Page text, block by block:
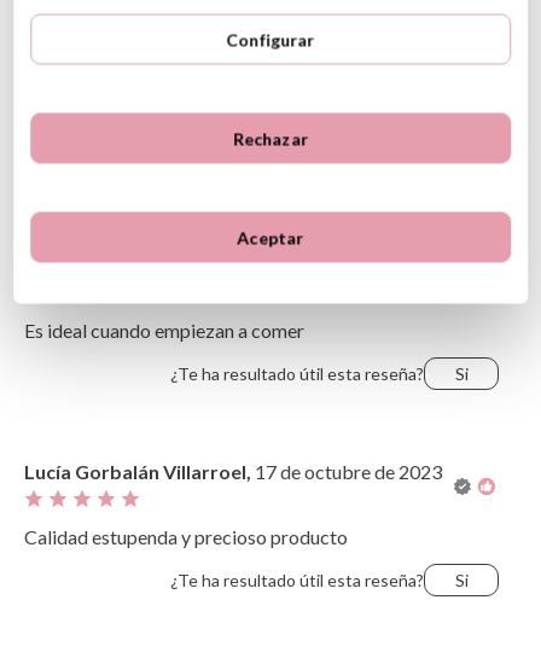
Dirección: C/ Yecla 10, Polígono industrial La Polvorista,
30500, Molina de Segura, Murcia
dpd@tutete.com
3 Reseñas
3
0
2
Más antiguo
Lo más útil
Valoraciones más bajas
LORENA FLORES DE MARCOS,
2023
Es ideal cuando empiezan a comer
¿Te ha resultado útil esta reseña? Si
Lucía Gorbalán Villarroel, 17 de octubre de 2023
Calidad estupenda y precioso producto
¿Te ha resultado útil esta reseña? Si
Configurar
Rechazar
Aceptar